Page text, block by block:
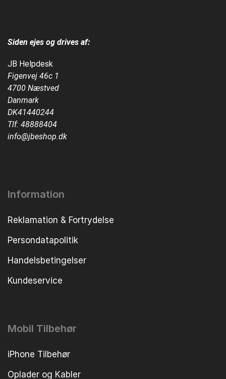
Siden ejes og drives af:
JB Helpdesk
Figenvej 46c 1
4700 Næstved
Danmark
DK41440244
Tlf: 48888404
info@jbeshop.dk
Information
Reklamation & Fortrydelse
Persondatapolitik
Handelsbetingelser
Kundeservice
Mobil Tilbehør
iPhone Tilbehør
Oplader og Kabler